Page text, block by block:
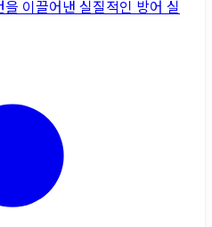
이끌어낸 실질적인 방어 실